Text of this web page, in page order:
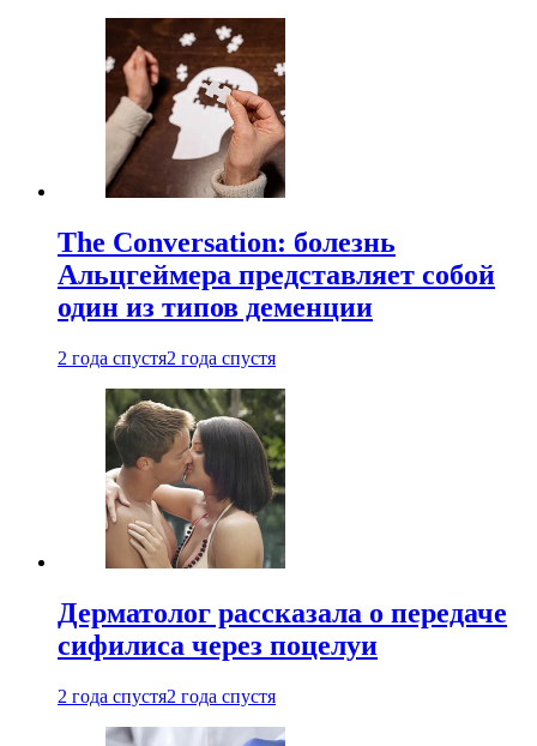
The Conversation: болезнь
Альцгеймера представляет собой
один из типов деменции
2 года спустя2 года спустя
Дерматолог рассказала о передаче
сифилиса через поцелуи
2 года спустя2 года спустя